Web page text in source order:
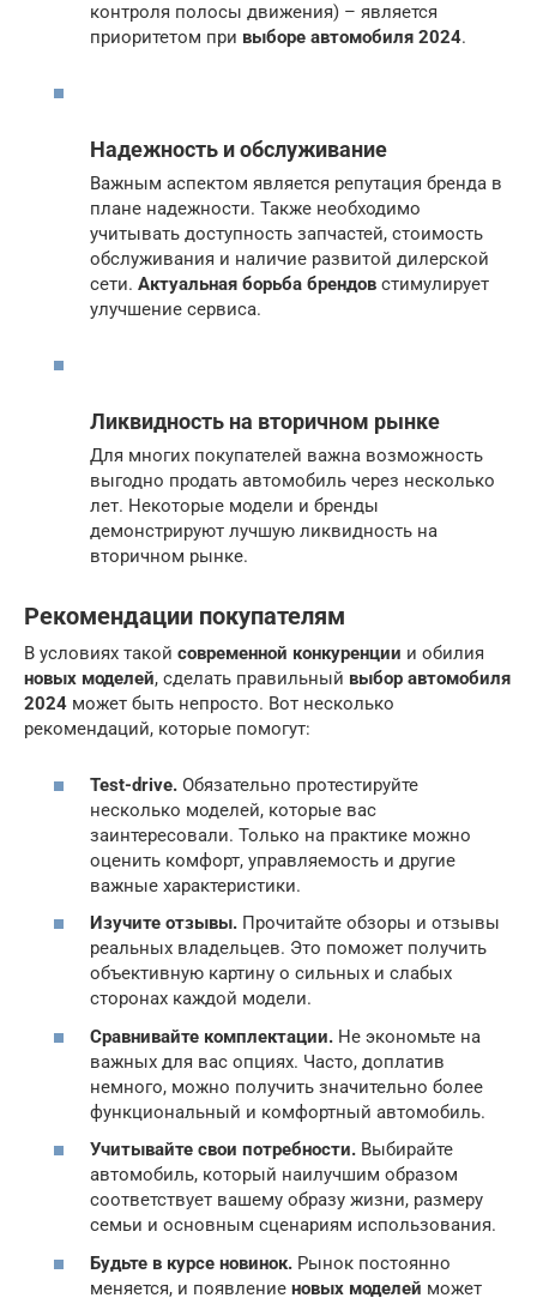
контроля полосы движения) – является
приоритетом при выборе автомобиля 2024.
Надежность и обслуживание
Важным аспектом является репутация бренда в
плане надежности. Также необходимо
учитывать доступность запчастей, стоимость
обслуживания и наличие развитой дилерской
сети. Актуальная борьба брендов стимулирует
улучшение сервиса.
Ликвидность на вторичном рынке
Для многих покупателей важна возможность
выгодно продать автомобиль через несколько
лет. Некоторые модели и бренды
демонстрируют лучшую ликвидность на
вторичном рынке.
Рекомендации покупателям
В условиях такой современной конкуренции и обилия
новых моделей, сделать правильный выбор автомобиля
2024 может быть непросто. Вот несколько
рекомендаций, которые помогут:
Test-drive. Обязательно протестируйте
несколько моделей, которые вас
заинтересовали. Только на практике можно
оценить комфорт, управляемость и другие
важные характеристики.
Изучите отзывы. Прочитайте обзоры и отзывы
реальных владельцев. Это поможет получить
объективную картину о сильных и слабых
сторонах каждой модели.
Сравнивайте комплектации. Не экономьте на
важных для вас опциях. Часто, доплатив
немного, можно получить значительно более
функциональный и комфортный автомобиль.
Учитывайте свои потребности. Выбирайте
автомобиль, который наилучшим образом
соответствует вашему образу жизни, размеру
семьи и основным сценариям использования.
Будьте в курсе новинок. Рынок постоянно
меняется, и появление новых моделей может